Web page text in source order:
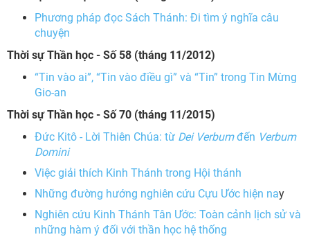
Phương pháp đọc Sách Thánh: Đi tìm ý nghĩa câu
chuyện
Thời sự Thần học - Số 58 (tháng 11/2012)
“Tin vào ai”, “Tin vào điều gì” và “Tin” trong Tin Mừng
Gio-an
Thời sự Thần học - Số 70 (tháng 11/2015)
Đức Kitô - Lời Thiên Chúa: từ Dei Verbumđến Verbum
Domini
Việc giải thích Kinh Thánh trong Hội thánh
Những đường hướng nghiên cứu Cựu Ước hiện nay
Nghiên cứu Kinh Thánh Tân Ước: Toàn cảnh lịch sử và
những hàm ý đối với thần học hệ thống